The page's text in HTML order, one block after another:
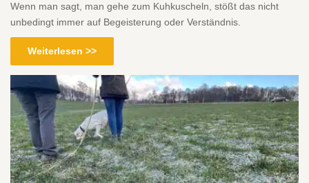
Wenn man sagt, man gehe zum Kuhkuscheln, stößt das nicht
unbedingt immer auf Begeisterung oder Verständnis.
Weiterlesen >>